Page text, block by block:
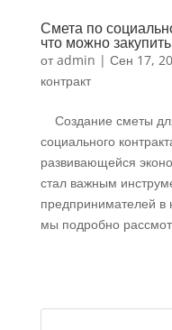
Смета по
что можно
отadmin | Сен 17,
контракт
Создание сметы
социального
развивающейся
стал важным
предпринимателей в
мы подробно